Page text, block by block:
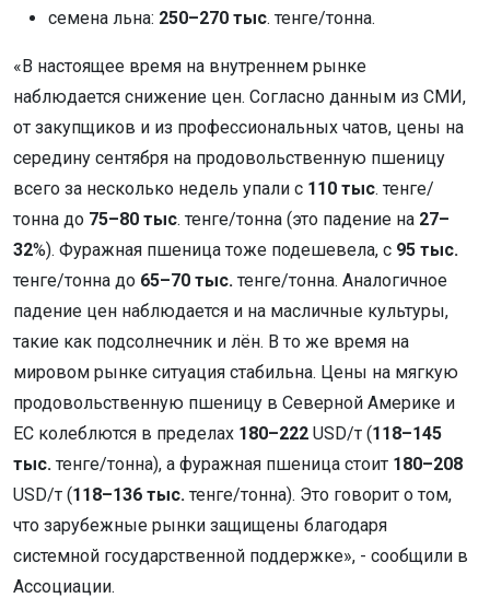
семена льна: 250–270 тыс. тенге/тонна.
«В настоящее время на внутреннем рынке
наблюдается снижение цен. Согласно данным из СМИ,
от закупщиков и из профессиональных чатов, цены на
середину сентября на продовольственную пшеницу
всего за несколько недель упали с 110 тыс. тенге/
тонна до 75–80 тыс. тенге/тонна (это падение на 27–
32%). Фуражная пшеница тоже подешевела, с 95 тыс.
тенге/тонна до 65–70 тыс. тенге/тонна. Аналогичное
падение цен наблюдается и на масличные культуры,
такие как подсолнечник и лён. В то же время на
мировом рынке ситуация стабильна. Цены на мягкую
продовольственную пшеницу в Северной Америке и
ЕС колеблются в пределах 180–222 USD/т (118–145
тыс. тенге/тонна), а фуражная пшеница стоит 180–208
USD/т (118–136 тыс. тенге/тонна). Это говорит о том,
что зарубежные рынки защищены благодаря
системной государственной поддержке», - сообщили в
Ассоциации.